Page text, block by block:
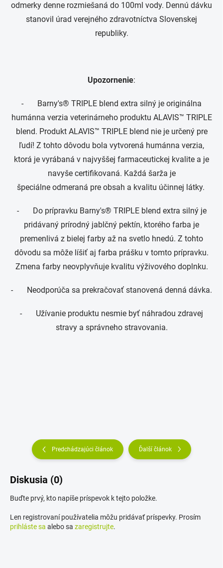
odmerky denne rozmiešaná do 100ml vody. Dennú dávku
stanovil úrad verejného zdravotníctva Slovenskej
republiky.
Upozornenie:
- Barny's® TRIPLE blend extra silný je originálna
humánna verzia veterinárneho produktu ALAVIS™ TRIPLE
blend. Produkt ALAVIS™ TRIPLE blend nie je určený pre
ľudí! Z tohto dôvodu bola vytvorená humánna verzia,
ktorá je vyrábaná v najvyššej farmaceutickej kvalite a je
navyše certifikovaná. Každá šarža je
špeciálne odmeraná pre obsah a kvalitu účinnej látky.
- Do prípravku Barny's® TRIPLE blend extra silný je
pridávaný prírodný jablčný pektín, ktorého farba je
premenlivá z bielej farby až na svetlo hnedú. Z tohto
dôvodu sa môže líšiť aj farba prášku v tomto prípravku.
Zmena farby neovplyvňuje kvalitu výživového doplnku.
- Neodporúča sa prekračovať stanovená denná dávka.
- Užívanie produktu nesmie byť náhradou zdravej
stravy a správneho stravovania.
Predchádzajúci článok Ďalší článok
Diskusia (0)
Buďte prvý, kto napíše príspevok k tejto položke.
Len registrovaní používatelia môžu pridávať príspevky. Prosím
prihláste sa alebo sa zaregistrujte.